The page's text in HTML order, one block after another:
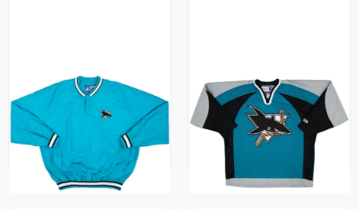
1990s San Jose Sharks
Starter Pullover Jacket
- 9/10 - (XL)
1305 kr / £149.99
2000-07 San Jose
Sharks CCM Away
Jersey - 6/10 - (XL)
783 kr / £89.99